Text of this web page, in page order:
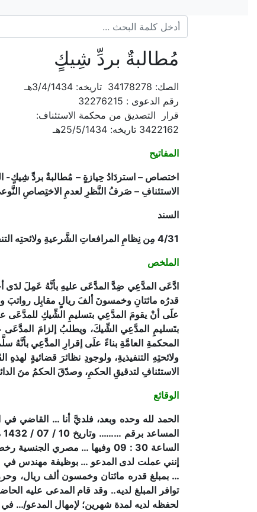
مُطالبةٌ بردِّ شِيكٍ
الصك: 34178278 تاريخه: 3/4/1434هـ
رقم الدعوى : 32276215
قرار التصديق من محكمة الاستئناف:
3422162 تاريخه: 25/5/1434هـ
المفاتيح
اختصاص – استردَادُ حِيازةٍ – مُطالبةٌ بردِّ
الاستئنافِ – صَرفُ النَّظرِ لعدمِ الاختِصاصِ
السند
4/31 مِن نِظامِ المرافعاتِ الشَّرعيةِ ولائحتِه التنفيذيةِ.
الملخص
قدرُه مائتانِ وخمسونَ ألفَ ريالٍ مقابِل رواتبَ
علَى أنْ يقومَ المدَّعِي بتسليمِ الشِّيكِ للمدَّعَى
بتَسليمِ المدَّعِي الشِّيكَ، ويطلبُ إلزامَ
ولائحتِهِ التنفيذيةِ، ولوجودِ نظائرَ قضائيةٍ
الاستئنافِ لتدقيقِ الحكمِ، وصدّقَ الحكمُ منَ
الوقائع
الحمد لله وحده وبعد، فلديَّ أنا … القاضي في
الساعة 30 : 09 وفيها … مصري
… بمبلغ قدره مائتان وخمسون ألف ريال،
توافر المبلغ لديه.. وقد قام المدعى عليه
لحفظه لديه لمدة شهرين؛ لإمهال المدعو/… في